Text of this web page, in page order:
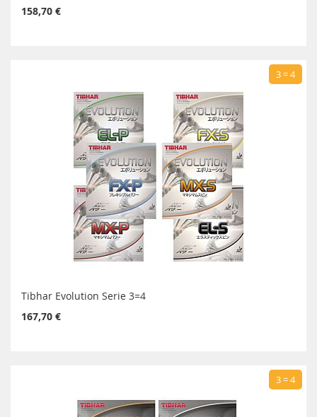
158,70 €
3 = 4
Tibhar Evolution Serie 3=4
167,70 €
3 = 4